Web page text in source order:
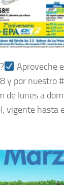
Aproveche
y por
lunes a
vigente